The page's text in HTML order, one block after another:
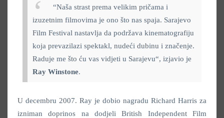
“Naša strast prema velikim pričama i
izuzetnim filmovima je ono što nas spaja. Sarajevo
Film Festival nastavlja da podržava kinematografiju
koja prevazilazi spektakl, nudeći dubinu i značenje.
Raduje me što ću vas vidjeti u Sarajevu“, izjavio je
Ray Winstone.
U decembru 2007. Ray je dobio nagradu Richard Harris za
izniman doprinos na dodjeli British Independent Film